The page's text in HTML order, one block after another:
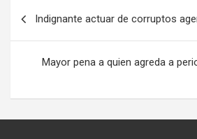
entradas
Indignante actuar de corruptos
Mayor pena a quien agreda a